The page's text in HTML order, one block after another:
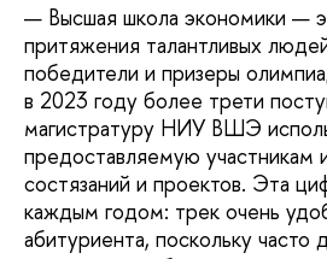
— Высшая школа экономики —
притяжения талантливых
победители и призеры
в 2023 году более трети
магистратуру НИУ ВШЭ
предоставляемую участникам
состязаний и проектов. Эта
каждым годом: трек очень
абитуриента, поскольку часто